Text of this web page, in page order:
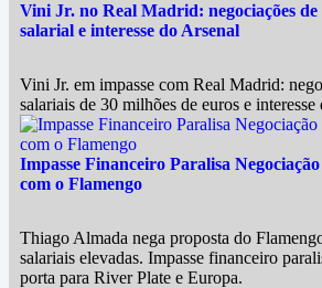
Vini Jr. no Real Madrid: negociações de
salarial e interesse do Arsenal
Vini Jr. em impasse com Real Madrid:
salariais de 30 milhões de euros e interesse
Impasse Financeiro Paralisa
com o Flamengo
Thiago Almada nega proposta do
salariais elevadas. Impasse financeiro
porta para River Plate e Europa.